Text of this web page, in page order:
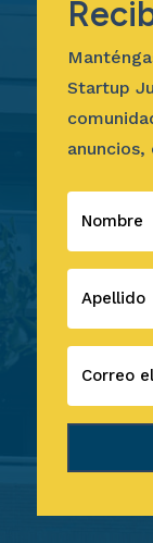
Startup
anuncios,